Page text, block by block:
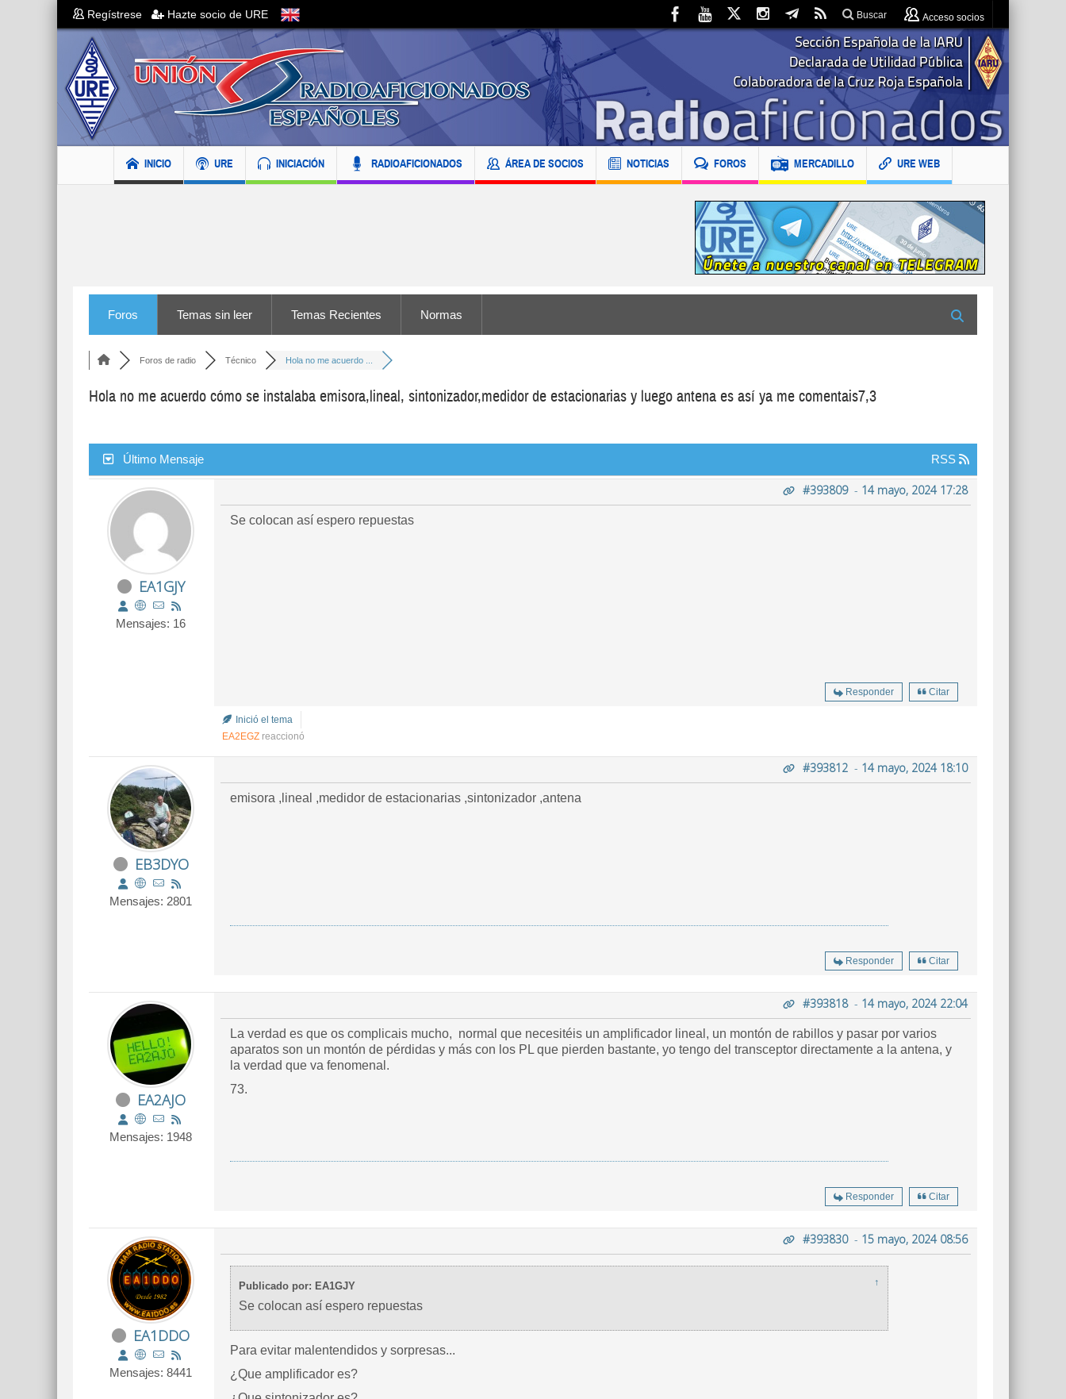
Regístrese Hazte socio de URE Buscar Acceso socios
INICIO URE INICIACIÓN RADIOAFICIONADOS ÁREA DE SOCIOS NOTICIAS FOROS MERCADILLO URE WEB
Foros Temas sin leer Temas Recientes Normas
Foros de radio Técnico Hola no me acuerdo ...
Hola no me acuerdo cómo se instalaba emisora,lineal, sintonizador,medidor de estacionarias y luego antena es así ya me comentais7,3
Último Mensaje RSS
EA1GJY
Mensajes: 16
#393809- 14 mayo, 2024 17:28
Se colocan así espero repuestas
Responder Citar
Inició el tema
EA2EGZ reaccionó
EB3DYO
Mensajes: 2801
#393812 - 14 mayo, 2024 18:10
emisora ,lineal ,medidor de estacionarias ,sintonizador ,antena
Responder Citar
EA2AJO
Mensajes: 1948
#393818- 14 mayo, 2024 22:04
La verdad es que os complicais mucho, normal que necesitéis un amplificador lineal, un montón de rabillos y pasar por varios
aparatos son un montón de pérdidas y más con los PL que pierden bastante, yo tengo del transceptor directamente a la antena, y
la verdad que va fenomenal.
73.
Responder Citar
EA1DDO
Mensajes: 8441
#393830- 15 mayo, 2024 08:56
Publicado por: EA1GJY ↑
Se colocan así espero repuestas
Para evitar malentendidos y sorpresas...
¿Que amplificador es?